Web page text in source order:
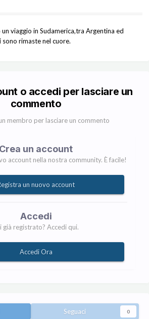
viaggio in Sudamerica,tra Argentina ed
rimaste nel cuore.
o accedi per lasciare un
commento
membro per lasciare un commento
Crea un account
account nella nostra community. È facile!
un nuovo account
Accedi
già registrato? Accedi qui.
Accedi Ora
Seguaci 0